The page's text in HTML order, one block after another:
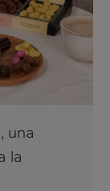
una
la